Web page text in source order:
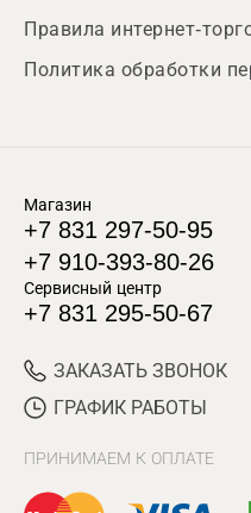
Правила интернет-
Политика обработки
Магазин
+7 831 297-50-95
+7 910-393-80-26
Сервисный центр
+7 831 295-50-67
ЗАКАЗАТЬ ЗВОНОК
ГРАФИК РАБОТЫ
ПРИНИМАЕМ К ОПЛАТЕ